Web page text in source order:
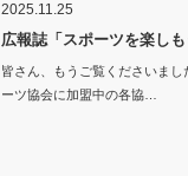
2025.11.25
広報誌「スポーツを楽し
皆さん、もうご覧くださいま
ーツ協会に加盟中の各協…